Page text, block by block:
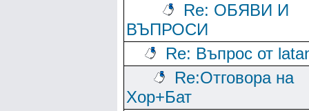
Re: ОБЯВИ И
ВЪПРОСИ
Re: Въпрос от
Re:Отговора на
Хор+Бат